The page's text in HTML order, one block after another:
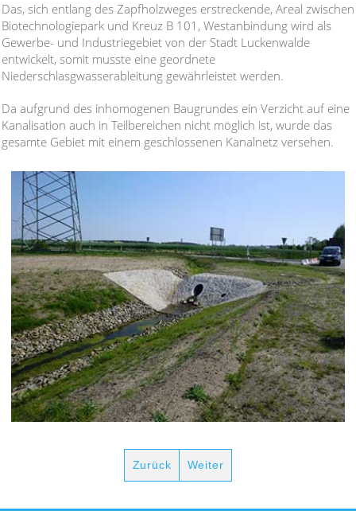
Das, sich entlang des Zapfholzweges erstreckende, Areal zwischen
Biotechnologiepark und Kreuz B 101, Westanbindung wird als
Gewerbe- und Industriegebiet von der Stadt Luckenwalde
entwickelt, somit musste eine geordnete
Niederschlasgwasserableitung gewährleistet werden.
Da aufgrund des inhomogenen Baugrundes ein Verzicht auf eine
Kanalisation auch in Teilbereichen nicht möglich ist, wurde das
gesamte Gebiet mit einem geschlossenen Kanalnetz versehen.
Zurück Weiter